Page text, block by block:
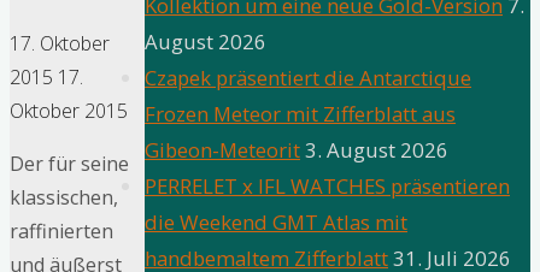
17. Oktober
2015 17.
Oktober 2015
Der für seine
klassischen,
raffinierten
und äußerst
August 2026
Czapek präsentiert die Antarctique
Frozen Meteor mit Zifferblatt aus
Gibeon-Meteorit3. August 2026
PERRELET x IFL WATCHES präsentieren
die Weekend GMT Atlas mit
handbemaltem Zifferblatt31. Juli 2026